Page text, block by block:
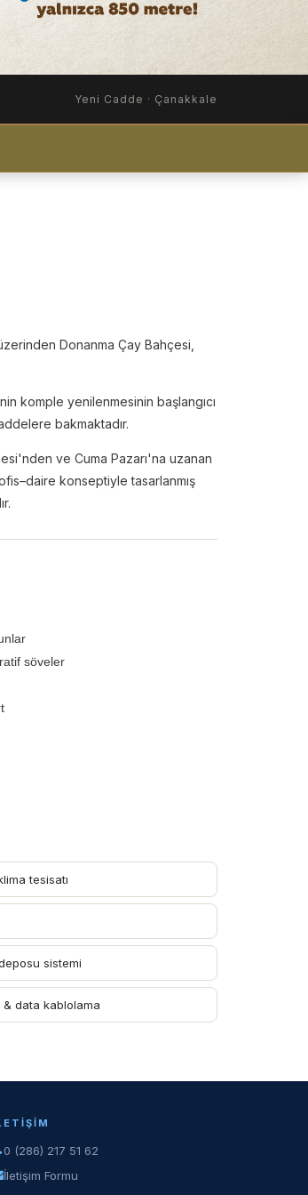
Yeni Cadde · Çanakkale
Donanma Çay Bahçesi,
komple yenilenmesinin başlangıcı
bakmaktadır.
ve Cuma Pazarı'na uzanan
konseptiyle tasarlanmış
söveler
tesisatı
sistemi
data kablolama
0 (286) 217 51 62
İletişim Formu